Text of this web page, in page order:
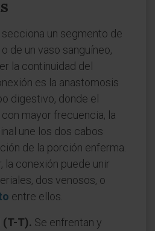
secciona un segmento de
de un vaso sanguíneo,
la continuidad del
es la anastomosis
digestivo, donde el
mayor frecuencia, la
une los dos cabos
de la porción enferma.
la conexión puede unir
dos venosos, o
entre ellos.
T). Se enfrentan y